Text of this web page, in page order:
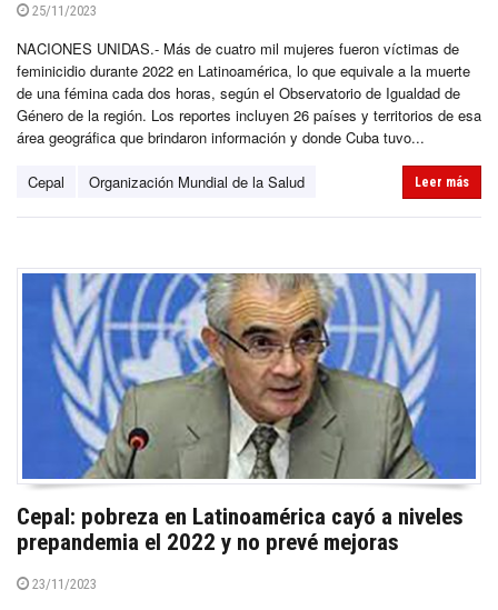
25/11/2023
NACIONES UNIDAS.- Más de cuatro mil mujeres fueron víctimas de
feminicidio durante 2022 en Latinoamérica, lo que equivale a la muerte
de una fémina cada dos horas, según el Observatorio de Igualdad de
Género de la región. Los reportes incluyen 26 países y territorios de esa
área geográfica que brindaron información y donde Cuba tuvo...
Cepal Organización Mundial de la Salud Leer más
Cepal: pobreza en Latinoamérica cayó a niveles
prepandemia el 2022 y no prevé mejoras
23/11/2023